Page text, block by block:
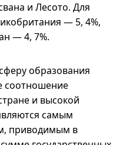
и Лесото. Для
— 5, 4%,
— 4, 7%.
образования
соотношение
и высокой
самым
приводимым в